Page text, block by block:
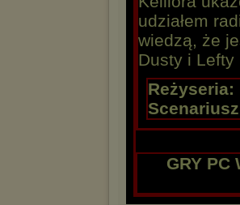
udziałem
wiedzą, że
Dusty i Lefty
Reżyseria:
GRY PC